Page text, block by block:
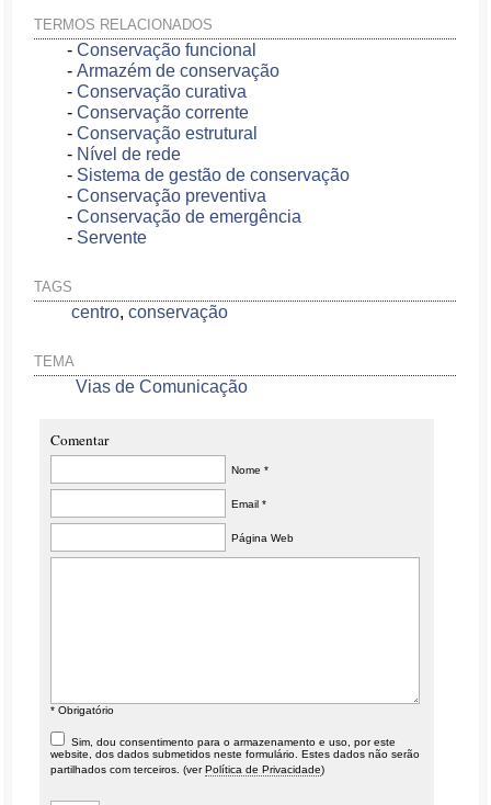
TERMOS RELACIONADOS
-Conservação funcional
-Armazém de conservação
-Conservação curativa
-Conservação corrente
-Conservação estrutural
- Nível de rede
- Sistema de gestão de conservação
-Conservação preventiva
-Conservação de emergência
- Servente
TAGS
centro,conservação
TEMA
Vias de Comunicação
Comentar
Nome *
Email *
Página Web
* Obrigatório
Sim, dou consentimento para o armazenamento e uso, por este
website, dos dados submetidos neste formulário. Estes dados não serão
partilhados com terceiros. (verPolítica de Privacidade)